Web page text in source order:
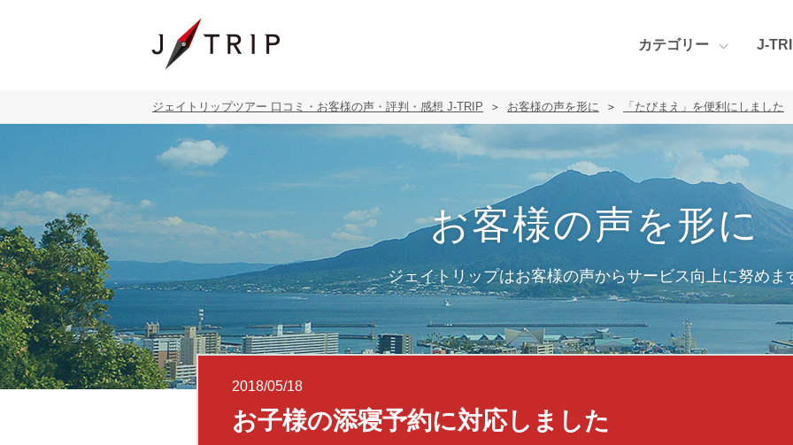
カテゴリー J-
ジェイトリップツアー 口コミ・お客様の声・評判・感想 J-TRIP お客様の声を形に 「たびまえ」を便利にしました
お客様の声を形に
ジェイトリップはお客様の声からサービス向上に努めま
2018/05/18
お子様の添寝予約に対応しました